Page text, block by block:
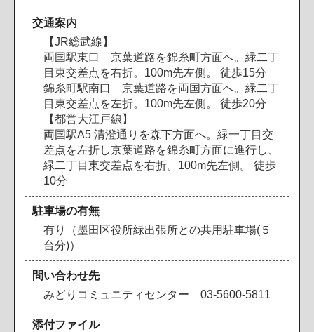
交通案内
【JR総武線】
両国駅東口 京葉道路を錦糸町方面へ。緑二丁
目東交差点を右折。100m先左側。 徒歩15分
錦糸町駅南口 京葉道路を両国方面へ。緑二丁
目東交差点を左折。100m先左側。 徒歩20分
【都営大江戸線】
両国駅A5 清澄通りを森下方面へ。緑一丁目交
差点を左折し京葉道路を錦糸町方面に進行し、
緑二丁目東交差点を右折。100m先左側。 徒歩
10分
駐車場の有無
有り（墨田区役所緑出張所との共用駐車場(５
台分)）
問い合わせ先
みどりコミュニティセンター 03-5600-5811
添付ファイル